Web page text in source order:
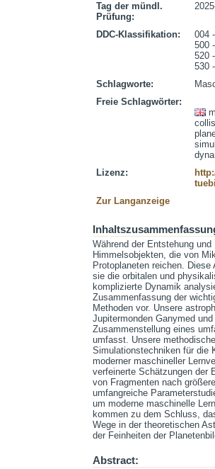
Tag der mündl.
Prüfung:
DDC-Klassifikation:
004
500
520
530
Schlagworte:
Freie Schlagwörter:
Lizenz:
Zur Langanzeige
Während der Entstehung
Himmelsobjekten, die von
Protoplaneten reichen.
sie die orbitalen und
komplizierte Dynamik
Zusammenfassung der
Methoden vor. Unsere
Jupitermonden Ganymed
Zusammenstellung eines
umfasst. Unsere
Simulationstechniken für die
moderner maschineller
verfeinerte Schätzungen der
von Fragmenten nach
umfangreiche
um moderne maschinelle
kommen zu dem Schluss,
Wege in der theoretischen
der Feinheiten der
Abstract: